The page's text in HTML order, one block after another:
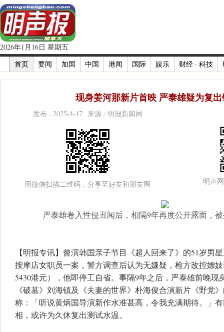
2026年1月16日 星期五
首页
要闻 加国 中国 港闻 国际 娱乐 财经 · 科技
现身姜河那新片首映 严泰雄疑为复
发布 : 2025-4-17 来源 : 明报新闻网
用微信扫描二维码，分享至好友和朋友圈 明声
严泰雄卷入性侵丑闻后，相隔9年再度公开露面，
【明报专讯】曾演韩国亲子节目《超人回来了》的51岁男
按摩店女职员一案，警方调查后认为无嫌疑，检方改控嫖
5430港元），他即停工自省。事隔9年之后，严泰雄前晚现
《破墓》刘海镇及《夫妻的世界》朴海俊合演新片《野党
称：「听说黄炳国导演新作水准甚高，令我充满期待。」
相，或许为久休复出测试水温。